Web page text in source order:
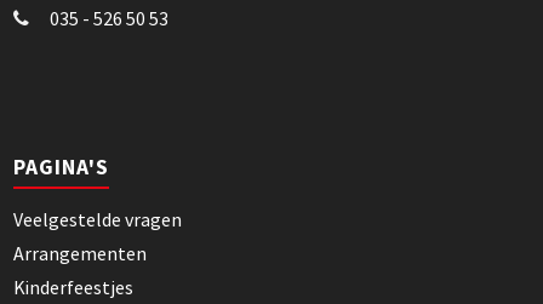
035 - 526 50 53
PAGINA'S
Veelgestelde vragen
Arrangementen
Kinderfeestjes